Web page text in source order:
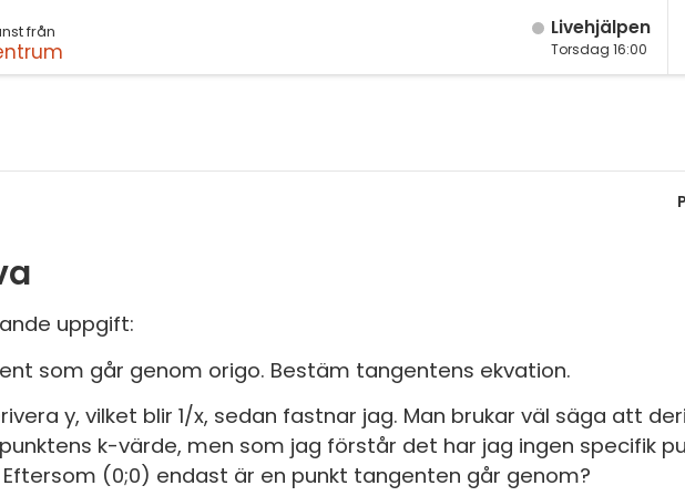
från Live­hjälpen
Torsdag 16:00
uppgift:
som går genom origo. Bestäm tangentens ekvation.
y, vilket blir 1/x, sedan fastnar jag. Man brukar väl säga att
k-värde, men som jag förstår det har jag ingen specifik
(0;0) endast är en punkt tangenten går genom?